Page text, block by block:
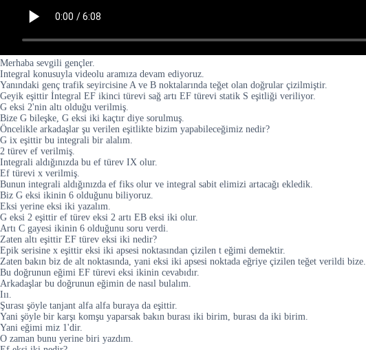
Merhaba sevgili gençler.
Integral konusuyla videolu aramıza devam ediyoruz.
Yanındaki genç trafik seyircisine A ve B noktalarında teğet olan doğrular çizilmiştir.
Geyik eşittir İntegral EF ikinci türevi sağ artı EF türevi statik S eşitliği veriliyor.
G eksi 2'nin altı olduğu verilmiş.
Bize G bileşke, G eksi iki kaçtır diye sorulmuş.
Öncelikle arkadaşlar şu verilen eşitlikte bizim yapabileceğimiz nedir?
G ix eşittir bu integrali bir alalım.
2 türev ef verilmiş.
Integrali aldığınızda bu ef türev IX olur.
Ef türevi x verilmiş.
Bunun integrali aldığınızda ef fiks olur ve integral sabit elimizi artacağı ekledik.
Biz G eksi ikinin 6 olduğunu biliyoruz.
Eksi yerine eksi iki yazalım.
G eksi 2 eşittir ef türev eksi 2 artı EB eksi iki olur.
Artı C gayesi ikinin 6 olduğunu soru verdi.
Zaten altı eşittir EF türev eksi iki nedir?
Epik serisine x eşittir eksi iki apsesi noktasından çizilen t eğimi demektir.
Zaten bakın biz de alt noktasında, yani eksi iki apsesi noktada eğriye çizilen teğet verildi bize.
Bu doğrunun eğimi EF türevi eksi ikinin cevabıdır.
Arkadaşlar bu doğrunun eğimin de nasıl bulalım.
Iıı.
Şurası şöyle tanjant alfa alfa buraya da eşittir.
Yani şöyle bir karşı komşu yaparsak bakın burası iki birim, burası da iki birim.
Yani eğimi miz 1'dir.
O zaman bunu yerine biri yazdım.